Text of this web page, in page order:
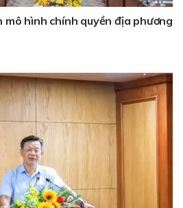
hình chính quyền địa phương